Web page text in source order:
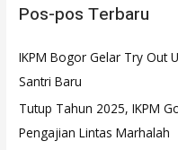
u
t
u
k
:
Pos-pos Terbaru
IKPM Bogor Gelar Try Out
Santri Baru
Tutup Tahun 2025, IKPM
Pengajian Lintas Marhalah